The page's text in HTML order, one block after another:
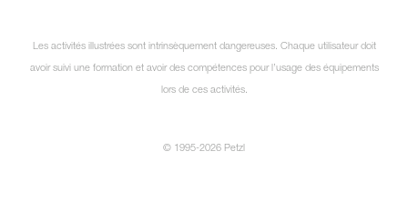
Les activités illustrées sont intrinsèquement dangereuses. Chaque utilisateur doit
avoir suivi une formation et avoir des compétences pour l’usage des équipements
lors de ces activités.
© 1995-2026 Petzl